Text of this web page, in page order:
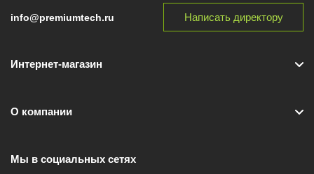
info@premiumtech.ru Написать директору
Интернет-магазин
О компании
Мы в социальных сетях